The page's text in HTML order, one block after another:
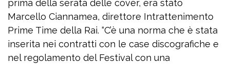
prima della serata delle cover, era stato
Marcello Ciannamea, direttore Intrattenimento
Prime Time della Rai. “C’è una norma che è stata
inserita nei contratti con le case discografiche e
nel regolamento del Festival con una